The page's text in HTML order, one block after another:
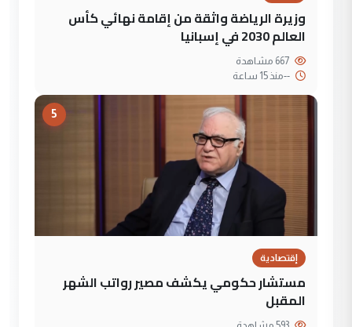
وزيرة الرياضة واثقة من إقامة نهائي كأس
العالم 2030 في إسبانيا
--منذ 15 ساعة
5
إقتصادية
مستشار حكومي يكشف مصير رواتب الشهر
المقبل